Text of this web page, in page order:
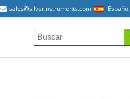
sales@silverinstruments.com Español